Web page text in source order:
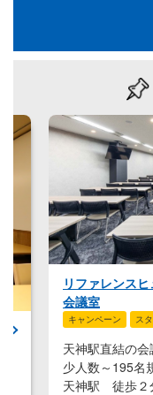
１時間あたり
その他の条件
新着で絞り込む
SPACE on the
西鉄福岡（天神
西鉄福岡(天神)